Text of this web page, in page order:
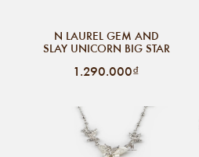
N LAUREL GEM AND
SLAY UNICORN BIG STAR
1.290.000₫